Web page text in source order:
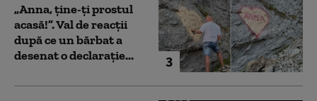
3
„Anna, ţine-ţi prostul
acasă!”. Val de reacții
după ce un bărbat a
desenat o declarație...